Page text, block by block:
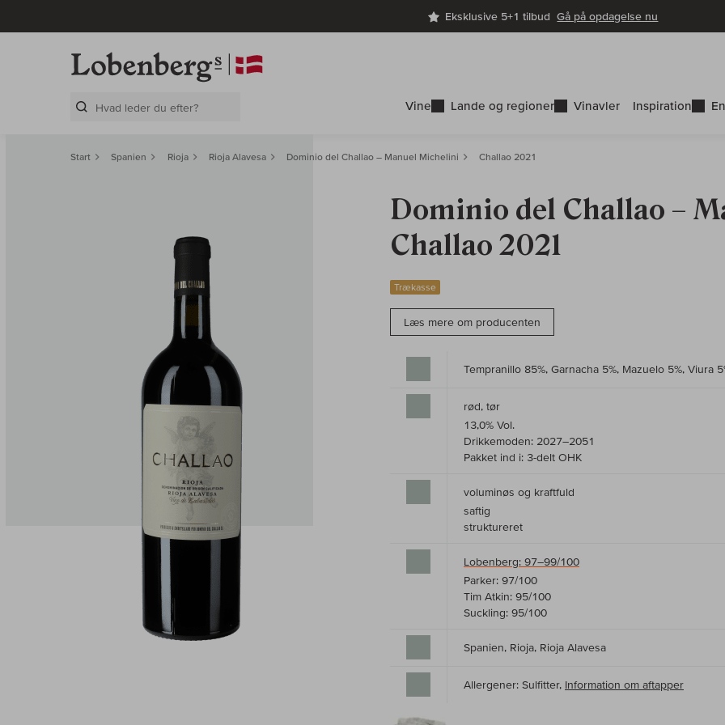
Eksklusive 5+1 tilbudGå på opdagelse nu
Vine Lande og regioner Vinavler Inspiration
Start Spanien Rioja Rioja Alavesa Dominio del Challao – Manuel Michelini Challao 2021
Dominio del Challao –
Challao 2021
Trækasse
Læs mere om producenten
Tempranillo 85%, Garnacha 5%, Mazuelo 5%, Viura
rød, tør
13,0% Vol.
Drikkemoden: 2027–2051
Pakket ind i: 3-delt OHK
voluminøs og kraftfuld
saftig
struktureret
Lobenberg: 97–99/100
Parker: 97/100
Tim Atkin: 95/100
Suckling: 95/100
Spanien, Rioja, Rioja Alavesa
Allergener: Sulfitter, Information om aftapper